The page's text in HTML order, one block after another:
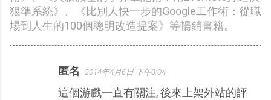
狠準系統》、《比別人快一步的Google工作術：從職
場到人生的100個聰明改造提案》等暢銷書籍。
匿名 2014年4月6日 下午3:04
這個游戲一直有關注, 後來上架外站的評